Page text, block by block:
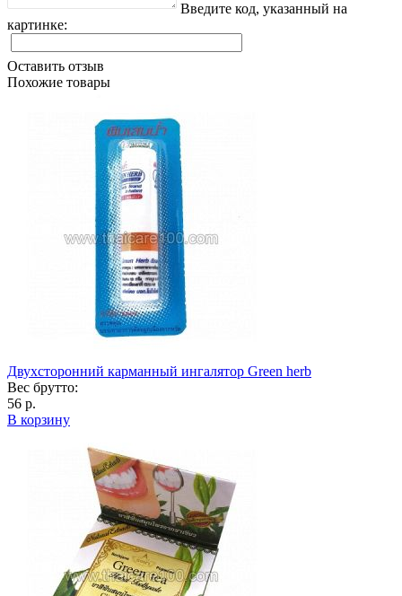
Введите код, указанный на
картинке:
Оставить отзыв
Похожие товары
Двухсторонний карманный ингалятор Green herb
Вес брутто:
56 р.
В корзину